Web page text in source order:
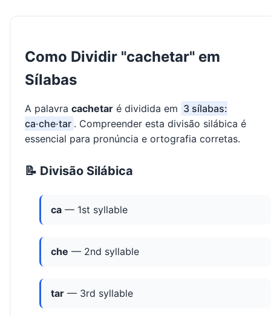
Como Dividir "cachetar" em
Sílabas
A palavra cachetar é dividida em 3 sílabas:
ca·che·tar . Compreender esta divisão silábica é
essencial para pronúncia e ortografia corretas.
📝 Divisão Silábica
ca — 1st syllable
che — 2nd syllable
tar — 3rd syllable